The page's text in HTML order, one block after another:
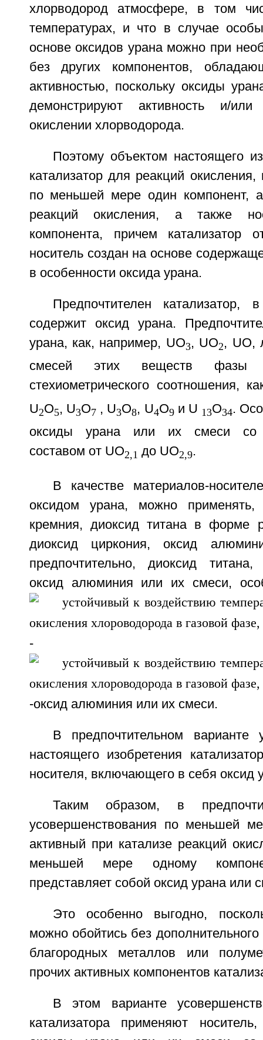
хлорводород атмосфере, в том
температурах, и что в случае
основе оксидов урана можно при
без других компонентов,
активностью, поскольку оксиды
демонстрируют активность и/
окислении хлорводорода.
Поэтому объектом настоящего
катализатор для реакций
по меньшей мере один компонент,
реакций окисления, а также
компонента, причем катализатор
носитель создан на основе
в особенности оксида урана.
Предпочтителен катализатор,
содержит оксид урана.
урана, как, например, UO3, UO2, UO,
смесей этих веществ фазы
стехиометрического соотношения,
U2O5, U3O7, U3O8, U4O9и U 13O34.
оксиды урана или их смеси со
составом от UO2,1 до UO2,9.
В качестве материалов-
оксидом урана, можно применять,
кремния, диоксид титана в форме
диоксид циркония, оксид
предпочтительно, диоксид
оксид алюминия или их смеси,
-
-оксид алюминия или их смеси.
В предпочтительном варианте
настоящего изобретения
носителя, включающего в себя оксид
Таким образом, в
усовершенствования по меньшей
активный при катализе реакций
меньшей мере одному
представляет собой оксид урана или
Это особенно выгодно,
можно обойтись без
благородных металлов или
прочих активных компонентов
В этом варианте
катализатора применяют